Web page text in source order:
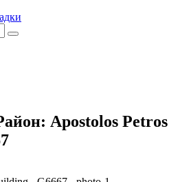
Apostolos Petros